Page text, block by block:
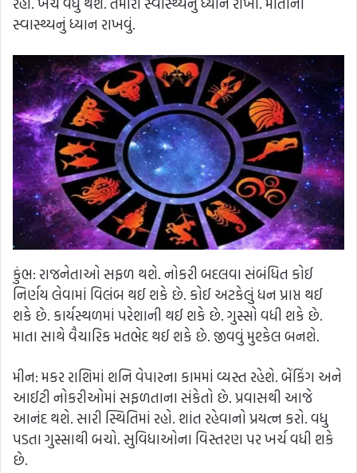
સ્વાસ્થ્યનું ધ્યાન રાખવું.
કુંભ: રાજનેતાઓ સફળ થશે. નોકરી બદલવા સંબંધિત કોઈ
નિર્ણય લેવામાં વિલંબ થઈ શકે છે. કોઈ અટકેલું ધન પ્રાપ્ત થઈ
શકે છે. કાર્યસ્થળમાં પરેશાની થઈ શકે છે. ગુસ્સો વધી શકે છે.
માતા સાથે વૈચારિક મતભેદ થઈ શકે છે. જીવવું મુશ્કેલ બનશે.
મીન: મકર રાશિમાં શનિ વેપારના કામમાં વ્યસ્ત રહેશે. બેંકિંગ અને
આઈટી નોકરીઓમાં સફળતાના સંકેતો છે. પ્રવાસથી આજે
આનંદ થશે. સારી સ્થિતિમાં રહો. શાંત રહેવાનો પ્રયત્ન કરો. વધુ
પડતા ગુસ્સાથી બચો. સુવિધાઓના વિસ્તરણ પર ખર્ચ વધી શકે
છે.